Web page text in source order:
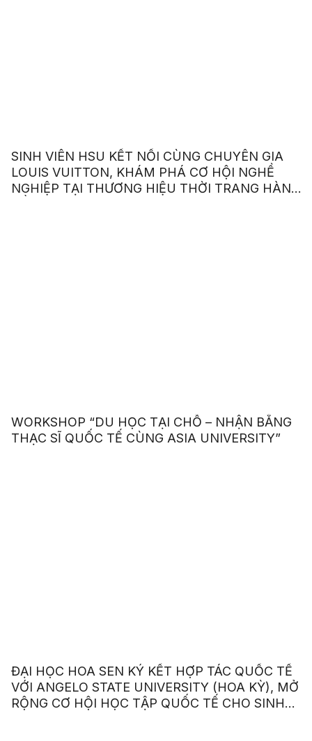
SINH VIÊN HSU KẾT NỐI CÙNG CHUYÊN GIA
LOUIS VUITTON, KHÁM PHÁ CƠ HỘI NGHỀ
NGHIỆP TẠI THƯƠNG HIỆU THỜI TRANG HÀNG
WORKSHOP “DU HỌC TẠI CHỖ – NHẬN BẰNG
THẠC SĨ QUỐC TẾ CÙNG ASIA UNIVERSITY”
ĐẠI HỌC HOA SEN KÝ KẾT HỢP TÁC QUỐC TẾ
VỚI ANGELO STATE UNIVERSITY (HOA KỲ), MỞ
RỘNG CƠ HỘI HỌC TẬP QUỐC TẾ CHO SINH